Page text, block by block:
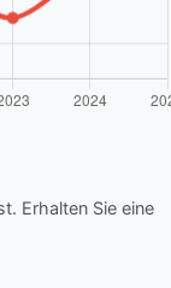
Erhalten Sie eine